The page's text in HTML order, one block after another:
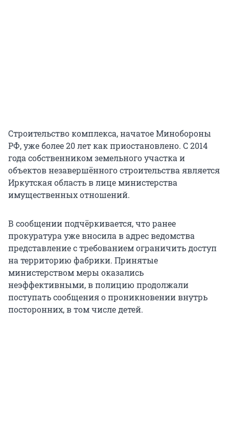
Строительство комплекса, начатое Минобороны
РФ, уже более 20 лет как приостановлено. С 2014
года собственником земельного участка и
объектов незавершённого строительства является
Иркутская область в лице министерства
имущественных отношений.
В сообщении подчёркивается, что ранее
прокуратура уже вносила в адрес ведомства
представление с требованием ограничить доступ
на территорию фабрики. Принятые
министерством меры оказались
неэффективными, в полицию продолжали
поступать сообщения о проникновении внутрь
посторонних, в том числе детей.